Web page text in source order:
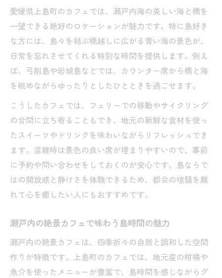
愛媛県上島町のカフェでは、瀬戸内海の美しい海と橋を
一望できる絶好のロケーションが魅力です。特に島好き
な方には、島々を結ぶ橋越しに広がる青い海の景色が、
日常を忘れさせてくれる特別な時間を提供します。例え
ば、弓削島や岩城島などでは、カウンター席から橋と海
を眺めながらゆったりとしたひとときを過ごせます。
こうしたカフェでは、フェリーでの移動やサイクリング
の合間に立ち寄ることもでき、地元の新鮮な食材を使っ
たスイーツやドリンクを味わいながらリフレッシュでき
ます。混雑時は景色の良い席が埋まりやすいので、事前
に予約や問い合わせをしておくのが安心です。島ならで
はの開放感と静けさを体験できるため、都会の喧騒を離
れて心を癒したい人にもおすすめです。
瀬戸内の絶景カフェで味わう島時間の魅力
瀬戸内の絶景カフェは、四季折々の自然と調和した空間
作りが特徴です。上島町のカフェでは、地元産の柑橘や
魚介を使ったメニューが豊富で、島時間を感じながらグ